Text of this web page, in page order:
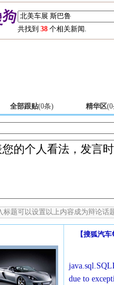
共找到 38 个相关新闻.
全部跟贴(0条) 精华区(0
【搜狐汽车
due to